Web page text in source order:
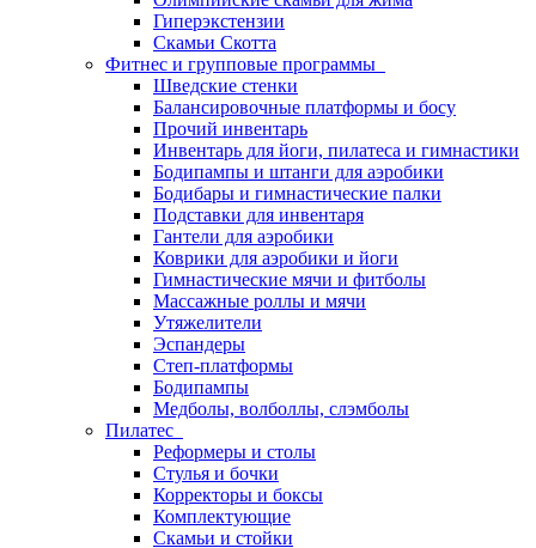
Гиперэкстензии
Скамьи Скотта
Фитнес и групповые программы
Шведские стенки
Балансировочные платформы и босу
Прочий инвентарь
Инвентарь для йоги, пилатеса и гимнастики
Бодипампы и штанги для аэробики
Бодибары и гимнастические палки
Подставки для инвентаря
Гантели для аэробики
Коврики для аэробики и йоги
Гимнастические мячи и фитболы
Массажные роллы и мячи
Утяжелители
Эспандеры
Степ-платформы
Бодипампы
Медболы, волболлы, слэмболы
Пилатес
Реформеры и столы
Стулья и бочки
Корректоры и боксы
Комплектующие
Скамьи и стойки